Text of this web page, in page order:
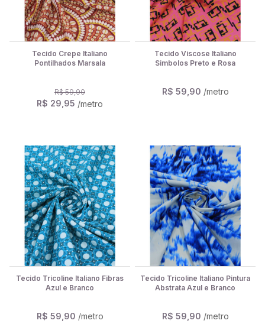
Tecido Crepe Italiano
Pontilhados Marsala
R$ 59,90
R$ 29,95 /metro
Tecido Viscose Italiano
Simbolos Preto e Rosa
R$ 59,90 /metro
Tecido Tricoline Italiano Fibras
Azul e Branco
R$ 59,90 /metro
Tecido Tricoline Italiano Pintura
Abstrata Azul e Branco
R$ 59,90 /metro